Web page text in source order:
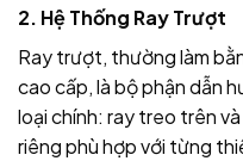
2. Hệ Thống Ray Trượt
Ray trượt, thường làm
cao cấp, là bộ phận dẫn
loại chính: ray treo trên
riêng phù hợp với từng